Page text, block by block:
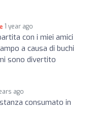
1 year ago
con i miei amici
a causa di buchi
sono divertito
ago
consumato in